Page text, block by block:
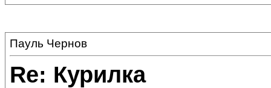
Пауль Чернов
Re: Курилка